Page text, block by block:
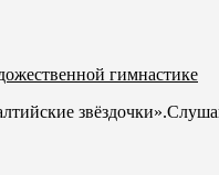
гимнастике